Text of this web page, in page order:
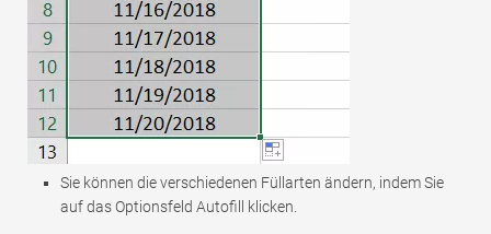
Sie können die verschiedenen Füllarten ändern, indem Sie
auf das Optionsfeld Autofill klicken.